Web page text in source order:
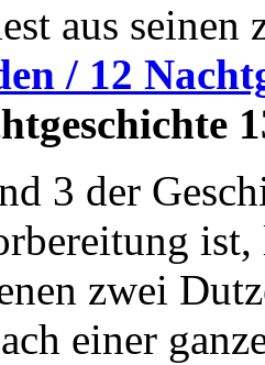
aus seinen
/ 12
3 der
ist,
zwei
einer